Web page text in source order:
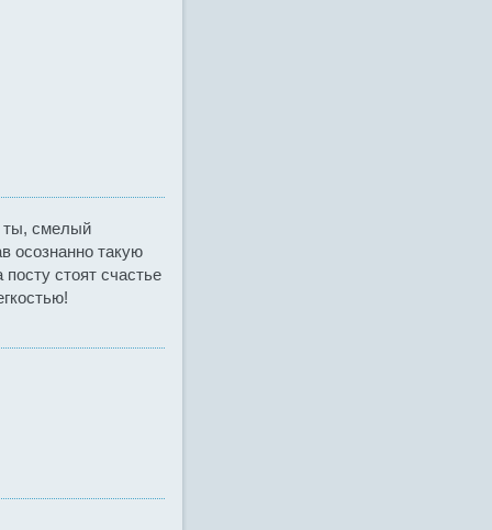
ты, смелый
осознанно такую
стоят счастье